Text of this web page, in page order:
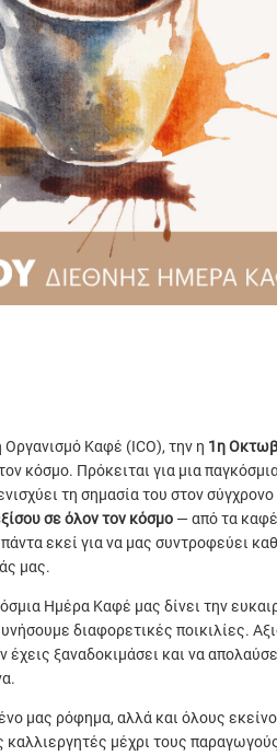
Καφέ (ICO), την η 1η
κόσμο. Πρόκειται για μια
τη σημασία του στον
σε όλον τον κόσμο — από τα
εκεί για να μας συντροφεύει
μας.
Ημέρα Καφέ μας δίνει την
διαφορετικές ποικιλίες.
έχεις ξαναδοκιμάσει και να
μας ρόφημα, αλλά και όλους
καλλιεργητές μέχρι τους